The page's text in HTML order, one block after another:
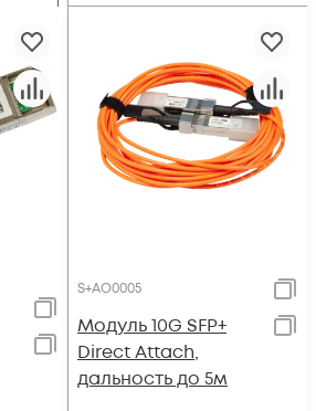
S+AO0005
Модуль 10G SFP+
Direct Attach,
дальность до 5м